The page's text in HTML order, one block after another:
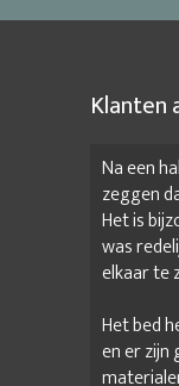
Klanten
Na een
zeggen
Het is
was
elkaar te
Het bed
en er zijn